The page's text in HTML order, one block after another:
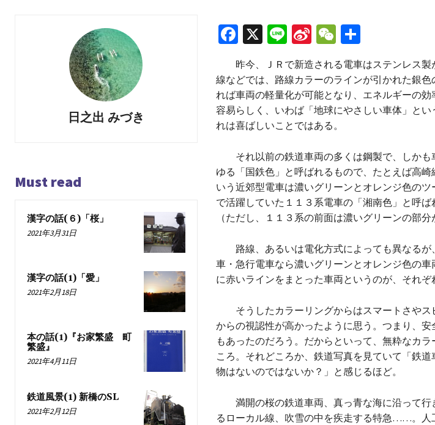
日之出 みづき
Must read
漢字の話(６)「桜」
2021年3月31日
漢字の話(1)「愛」
2021年2月18日
本の話(1)『お家繁盛 町
繁盛』
2021年4月11日
鉄道風景(1) 新橋のSL
2021年2月12日
Fa
ce
b
o
o
k
X Li
n
e
Si
n
a
W
ei
b
o
W
e
C
h
at
共
有
昨今、ＪＲで新造される電車はステンレス製
線などでは、路線カラーのラインが引かれた銀
れば車両の軽量化が可能となり、エネルギーの
容易らしく、いわば「地球にやさしい車体」と
れは喜ばしいことではある。
それ以前の鉄道車両の多くは鋼製で、しかも
ゆる「国鉄色」と呼ばれるもので、たとえば高
いう近郊型電車は濃いグリーンとオレンジ色の
で活躍していた１１３系電車の「湘南色」と呼
（ただし、１１３系の前面は濃いグリーンの部分
路線、あるいは電化方式によっても異なるが
車・急行電車なら濃いグリーンとオレンジ色の
に赤いラインをまとった車両というのが、それぞ
そうしたカラーリングからはスマートさやス
からの視認性が高かったように思う。つまり、
もあったのだろう。だからといって、無粋なカ
ころ。それどころか、鉄道写真を見ていて「鉄
物はないのではないか？」と感じるほど。
満開の桜の鉄道車両、真っ青な海に沿って行
るローカル線、吹雪の中を疾走する特急……。人